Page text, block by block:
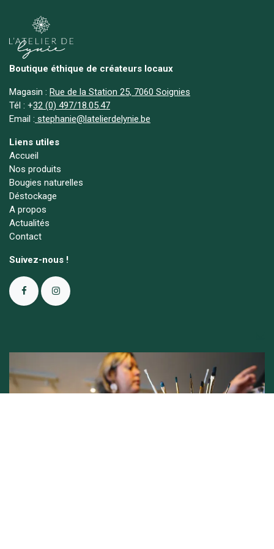
Boutique éthique de créateurs locaux
Magasin : Rue de la Station 25, 7060 Soignies
Tél : +32 (0) 497/18.05.47
Email : stephanie@latelierdelynie.be
Liens utiles
Accueil
Nos produits
Bougies naturelles
Déstockage
A propos
Actualités
Contact
Suivez-nous !